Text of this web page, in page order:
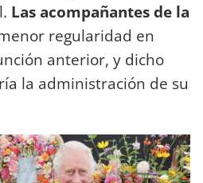
Las acompañantes de la
regularidad en
anterior, y dicho
la administración de su